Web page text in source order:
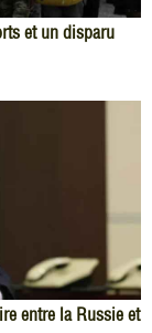
et un disparu
entre la Russie et